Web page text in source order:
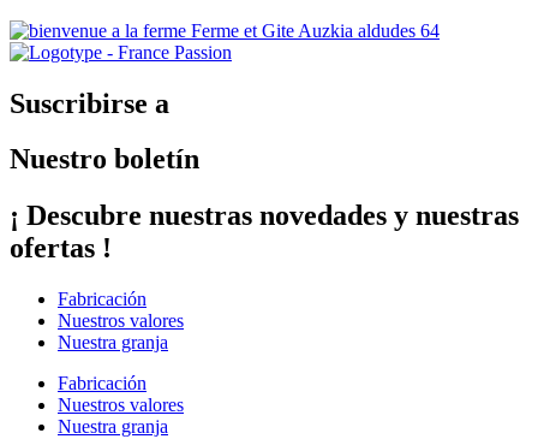
Suscribirse a
Nuestro boletín
¡ Descubre nuestras novedades y nuestras
ofertas !
Fabricación
Nuestros valores
Nuestra granja
Fabricación
Nuestros valores
Nuestra granja